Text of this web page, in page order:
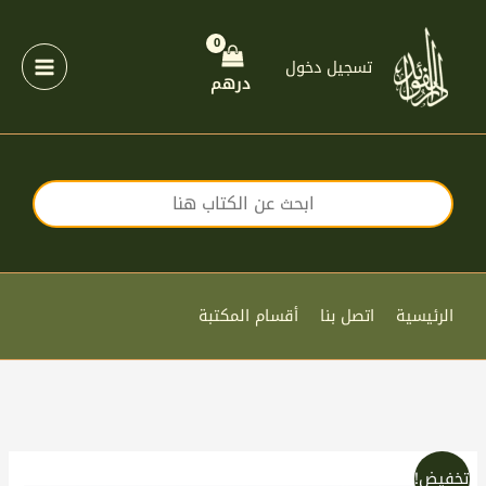
المحتوى
تسجيل دخول
درهم
الرئيسية اتصل بنا أقسام المكتبة
تخفيض!